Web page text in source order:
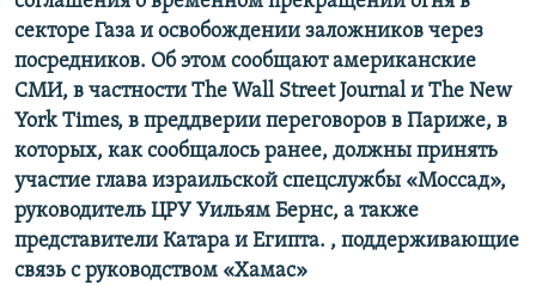
секторе Газа и освобождении заложников через
посредников. Об этом сообщают американские
СМИ, в частности The Wall Street Journal и The New
York Times, в преддверии переговоров в Париже, в
которых, как сообщалось ранее, должны принять
участие глава израильской спецслужбы «Моссад»,
руководитель ЦРУ Уильям Бернс, а также
представители Катара и Египта. , поддерживающие
связь с руководством «Хамас»